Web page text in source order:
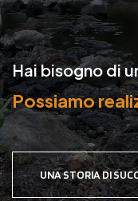
Hai bisogno di
Possiamo
UNA STORIA DI